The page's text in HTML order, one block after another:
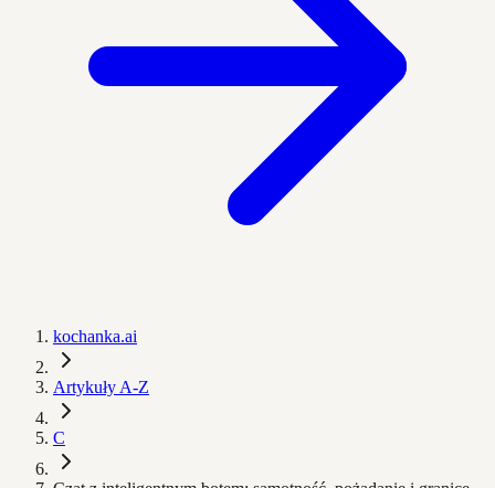
kochanka.ai
Artykuły A-Z
C